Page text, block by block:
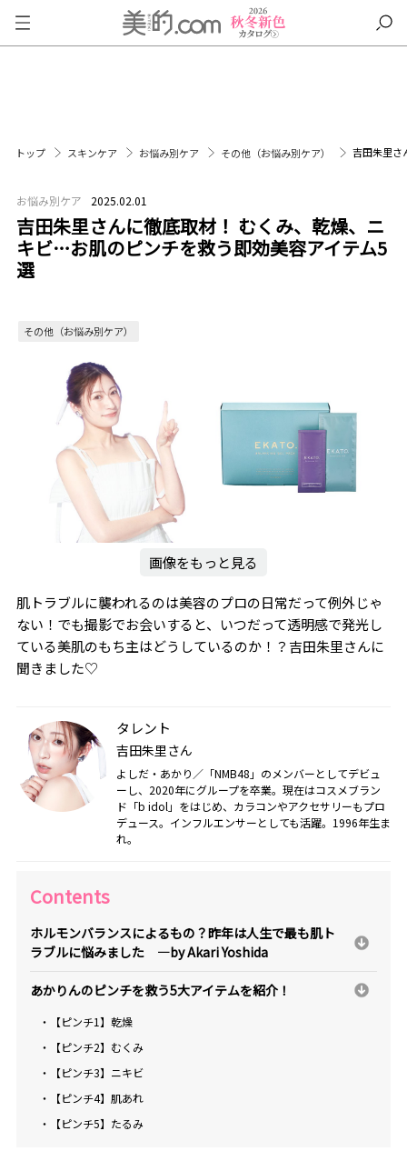
トップ スキンケア お悩み別ケア その他（お悩み別ケア） 吉田朱里さ
お悩み別ケア 2025.02.01
吉田朱里さんに徹底取材！ むくみ、乾燥、ニ
キビ…お肌のピンチを救う即効美容アイテム5
選
その他（お悩み別ケア）
画像をもっと見る
肌トラブルに襲われるのは美容のプロの日常だって例外じゃ
ない！でも撮影でお会いすると、いつだって透明感で発光し
ている美肌のもち主はどうしているのか！？吉田朱里さんに
聞きました♡
タレント
吉田朱里さん
よしだ・あかり／「NMB48」のメンバーとしてデビュ
ーし、2020年にグループを卒業。現在はコスメブラン
ド「b idol」をはじめ、カラコンやアクセサリーもプロ
デュース。インフルエンサーとしても活躍。1996年生ま
れ。
Contents
ホルモンバランスによるもの？昨年は人生で最も肌ト
ラブルに悩みました ―by Akari Yoshida
あかりんのピンチを救う5大アイテムを紹介！
・【ピンチ1】乾燥
・【ピンチ2】むくみ
・【ピンチ3】ニキビ
・【ピンチ4】肌あれ
・【ピンチ5】たるみ